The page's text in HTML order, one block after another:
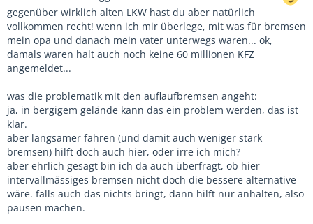
gegenüber wirklich alten LKW hast du aber natürlich
vollkommen recht! wenn ich mir überlege, mit was für bremsen
mein opa und danach mein vater unterwegs waren... ok,
damals waren halt auch noch keine 60 millionen KFZ
angemeldet...
was die problematik mit den auflaufbremsen angeht:
ja, in bergigem gelände kann das ein problem werden, das ist
klar.
aber langsamer fahren (und damit auch weniger stark
bremsen) hilft doch auch hier, oder irre ich mich?
aber ehrlich gesagt bin ich da auch überfragt, ob hier
intervallmässiges bremsen nicht doch die bessere alternative
wäre. falls auch das nichts bringt, dann hilft nur anhalten, also
pausen machen.